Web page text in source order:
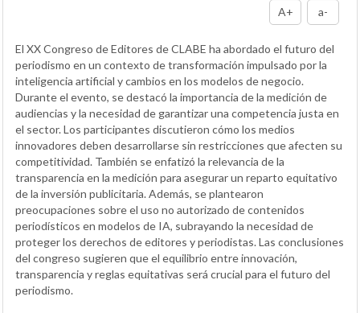
A+ a-
El XX Congreso de Editores de CLABE ha abordado el futuro del
periodismo en un contexto de transformación impulsado por la
inteligencia artificial y cambios en los modelos de negocio.
Durante el evento, se destacó la importancia de la medición de
audiencias y la necesidad de garantizar una competencia justa en
el sector. Los participantes discutieron cómo los medios
innovadores deben desarrollarse sin restricciones que afecten su
competitividad. También se enfatizó la relevancia de la
transparencia en la medición para asegurar un reparto equitativo
de la inversión publicitaria. Además, se plantearon
preocupaciones sobre el uso no autorizado de contenidos
periodísticos en modelos de IA, subrayando la necesidad de
proteger los derechos de editores y periodistas. Las conclusiones
del congreso sugieren que el equilibrio entre innovación,
transparencia y reglas equitativas será crucial para el futuro del
periodismo.